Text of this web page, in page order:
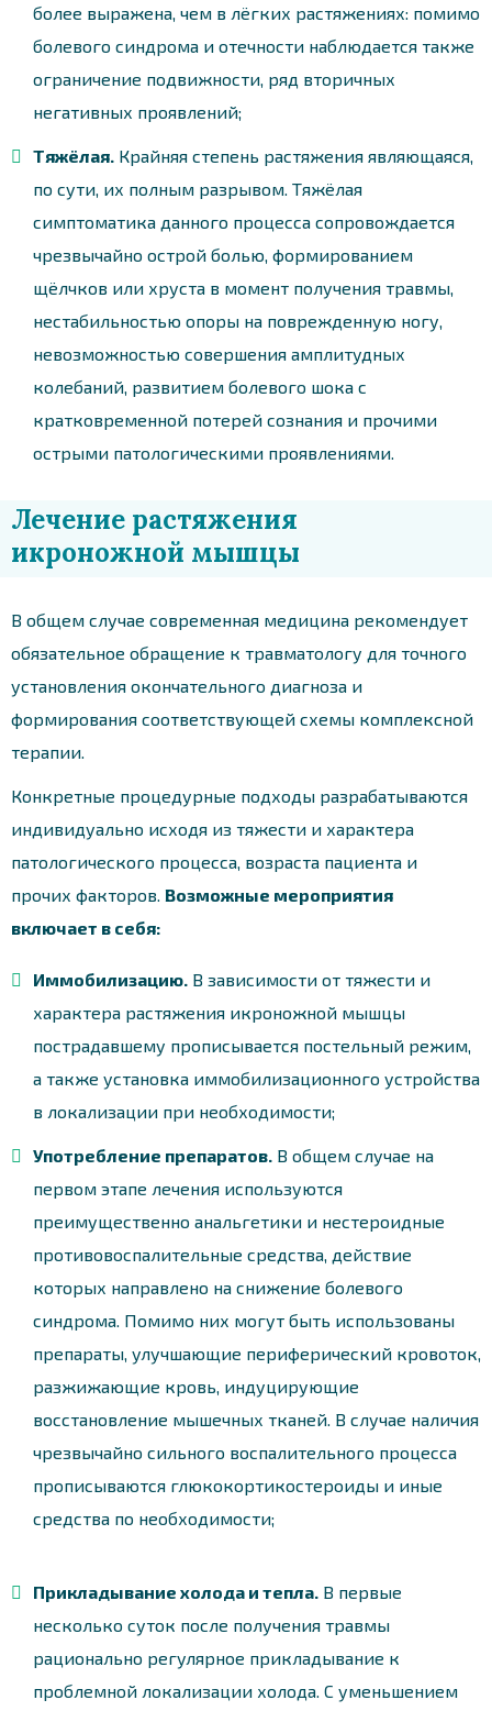
более выражена, чем в лёгких растяжениях: помимо
болевого синдрома и отечности наблюдается также
ограничение подвижности, ряд вторичных
негативных проявлений;
Тяжёлая. Крайняя степень растяжения являющаяся,
по сути, их полным разрывом. Тяжёлая
симптоматика данного процесса сопровождается
чрезвычайно острой болью, формированием
щёлчков или хруста в момент получения травмы,
нестабильностью опоры на поврежденную ногу,
невозможностью совершения амплитудных
колебаний, развитием болевого шока с
кратковременной потерей сознания и прочими
острыми патологическими проявлениями.
Лечение растяжения
икроножной мышцы
В общем случае современная медицина рекомендует
обязательное обращение к травматологу для точного
установления окончательного диагноза и
формирования соответствующей схемы комплексной
терапии.
Конкретные процедурные подходы разрабатываются
индивидуально исходя из тяжести и характера
патологического процесса, возраста пациента и
прочих факторов. Возможные мероприятия
включает в себя:
Иммобилизацию. В зависимости от тяжести и
характера растяжения икроножной мышцы
пострадавшему прописывается постельный режим,
а также установка иммобилизационного устройства
в локализации при необходимости;
Употребление препаратов. В общем случае на
первом этапе лечения используются
преимущественно анальгетики и нестероидные
противовоспалительные средства, действие
которых направлено на снижение болевого
синдрома. Помимо них могут быть использованы
препараты, улучшающие периферический кровоток,
разжижающие кровь, индуцирующие
восстановление мышечных тканей. В случае наличия
чрезвычайно сильного воспалительного процесса
прописываются глюкокортикостероиды и иные
средства по необходимости;
Прикладывание холода и тепла. В первые
несколько суток после получения травмы
рационально регулярное прикладывание к
проблемной локализации холода. С уменьшением